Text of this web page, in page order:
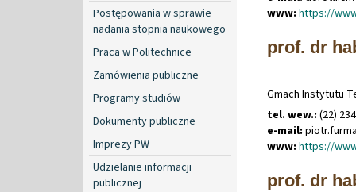
Postępowania w sprawie
nadania stopnia naukowego
Praca w Politechnice
Zamówienia publiczne
Programy studiów
Dokumenty publiczne
Imprezy PW
Udzielanie informacji
publicznej
www: https://
prof. dr
Gmach Instytutu
tel. wew.: (22)
e-mail: piotr.
www: https://
prof. dr